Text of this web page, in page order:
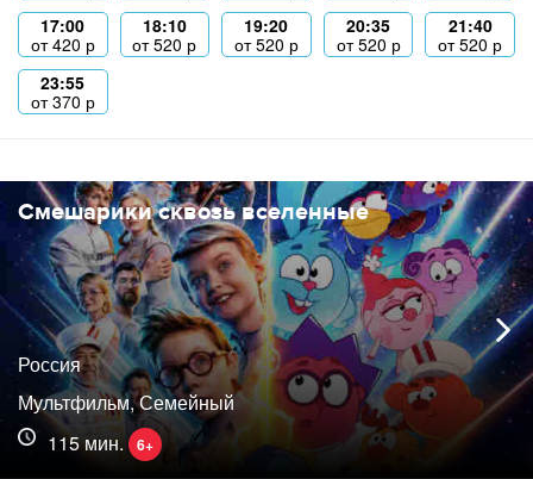
17:00
от420 р
18:10
от520 р
19:20
от520 р
20:35
от520 р
21:40
от520 р
23:55
от370 р
Смешарики сквозь вселенные
Россия
Мультфильм, Семейный
115 мин.
6+